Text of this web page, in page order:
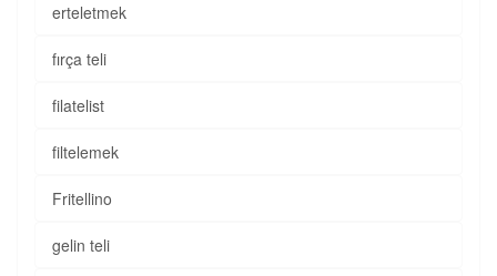
erteletmek
fırça teli
filatelist
filtelemek
Fritellino
gelin teli